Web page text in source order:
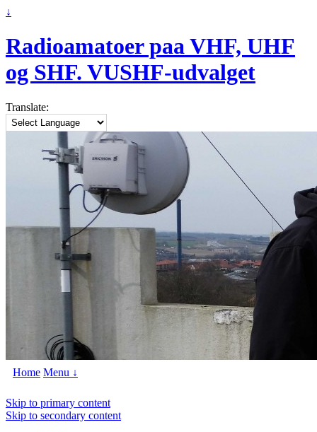
↓
Radioamatoer paa VHF, UHF
og SHF. VUSHF-udvalget
Translate:
Home Menu ↓
Skip to primary content
Skip to secondary content